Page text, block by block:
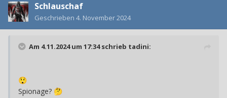
Schlauschaf
Geschrieben 4. November 2024
Am 4.11.2024 um 17:34 schrieb tadini:
😲
Spionage? 🤔